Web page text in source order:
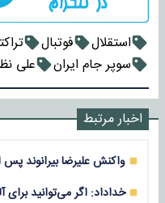
استقلال فوتبال
سوپر جام ایران
علی
اخبار مرتبط
واکنش علیرضا بیرانوند
خداداد: اگر می‌توانید برای